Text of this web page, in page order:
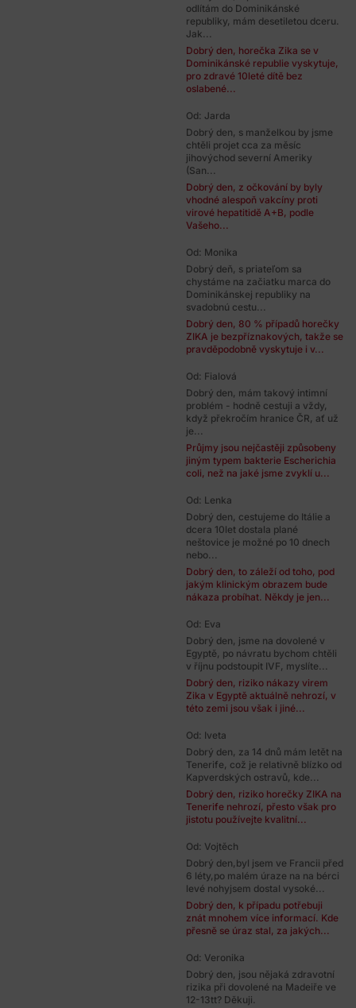
odlítám do Dominikánské
republiky, mám desetiletou dceru.
Jak...
Dobrý den, horečka Zika se v
Dominikánské republie vyskytuje,
pro zdravé 10leté dítě bez
oslabené...
Od: Jarda
Dobrý den, s manželkou by jsme
chtěli projet cca za měsíc
jihovýchod severní Ameriky
(San...
Dobrý den, z očkování by byly
vhodné alespoň vakcíny proti
virové hepatitidě A+B, podle
Vašeho...
Od: Monika
Dobrý deň, s priateľom sa
chystáme na začiatku marca do
Dominikánskej republiky na
svadobnú cestu...
Dobrý den, 80 % případů horečky
ZIKA je bezpříznakových, takže se
pravděpodobně vyskytuje i v...
Od: Fialová
Dobrý den, mám takový intimní
problém - hodně cestuji a vždy,
když překročím hranice ČR, ať už
je...
Průjmy jsou nejčastěji způsobeny
jiným typem bakterie Escherichia
coli, než na jaké jsme zvyklí u...
Od: Lenka
Dobrý den, cestujeme do Itálie a
dcera 10let dostala plané
neštovice je možné po 10 dnech
nebo...
Dobrý den, to záleží od toho, pod
jakým klinickým obrazem bude
nákaza probíhat. Někdy je jen...
Od: Eva
Dobrý den, jsme na dovolené v
Egyptě, po návratu bychom chtěli
v říjnu podstoupit IVF, myslíte...
Dobrý den, riziko nákazy virem
Zika v Egyptě aktuálně nehrozí, v
této zemi jsou však i jiné...
Od: Iveta
Dobrý den, za 14 dnů mám letět na
Tenerife, což je relativně blízko od
Kapverdských ostravů, kde...
Dobrý den, riziko horečky ZIKA na
Tenerife nehrozí, přesto však pro
jistotu používejte kvalitní...
Od: Vojtěch
Dobrý den,byl jsem ve Francii před
6 léty,po malém úraze na na bérci
levé nohyjsem dostal vysoké...
Dobrý den, k případu potřebuji
znát mnohem více informací. Kde
přesně se úraz stal, za jakých...
Od: Veronika
Dobrý den, jsou nějaká zdravotní
rizika při dovolené na Madeiře ve
12-13tt? Děkuji.